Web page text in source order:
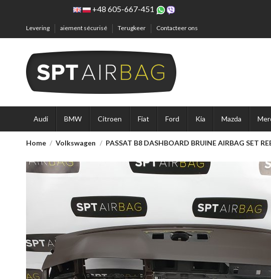
+48 605-667-451
Levering aiement sécurisé Terugkeer Contacteer ons
Audi BMW Citroen Fiat Ford Kia Mazda
Home Volkswagen PASSAT B8 DASHBOARD BRUINE AIRBAG SET